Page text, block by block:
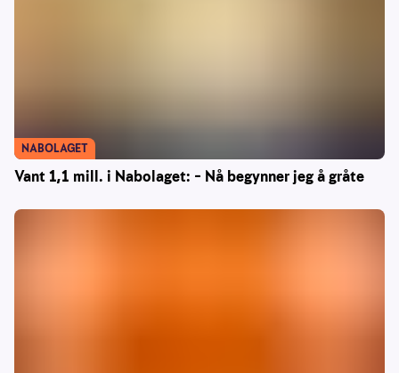
Vant 1,1 mill. i Nabolaget: – Nå begynner jeg å gråte
NABOLAGET